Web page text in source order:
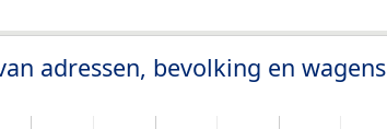
adressen, bevolking en wagens